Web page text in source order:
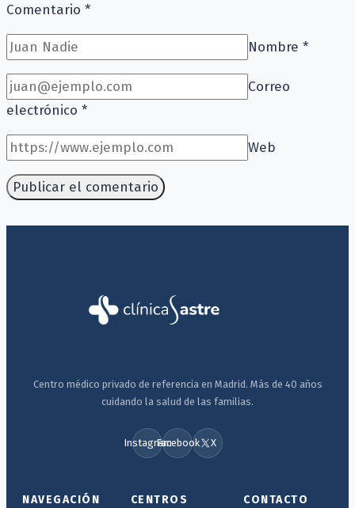
Comentario *
Nombre *
Correo
electrónico *
Web
Centro médico privado de referencia en Madrid. Más de 40 años
cuidando la salud de las familias.
InstagramFacebook X
NAVEGACIÓN CENTROS CONTACTO